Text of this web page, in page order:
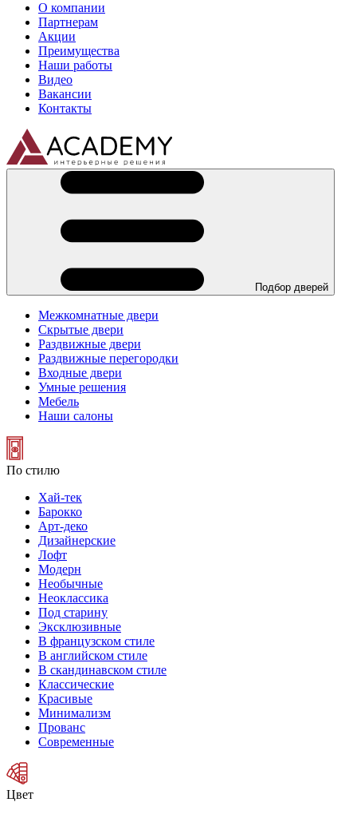
О компании
Партнерам
Акции
Преимущества
Наши работы
Видео
Вакансии
Контакты
Подбор дверей
Межкомнатные двери
Скрытые двери
Раздвижные двери
Раздвижные перегородки
Входные двери
Умные решения
Мебель
Наши салоны
По стилю
Хай-тек
Барокко
Арт-деко
Дизайнерские
Лофт
Модерн
Необычные
Неоклассика
Под старину
Эксклюзивные
В французском стиле
В английском стиле
В скандинавском стиле
Классические
Красивые
Минимализм
Прованс
Современные
Цвет